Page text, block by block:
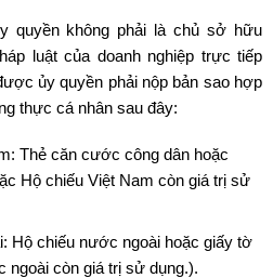
quyền không phải là chủ sở hữu
luật của doanh nghiệp trực tiếp
ủy quyền phải nộp bản sao hợp
thực cá nhân sau đây:
Thẻ căn cước công dân hoặc
Hộ chiếu Việt Nam còn giá trị sử
Hộ chiếu nước ngoài hoặc giấy tờ
ngoài còn giá trị sử dụng.).